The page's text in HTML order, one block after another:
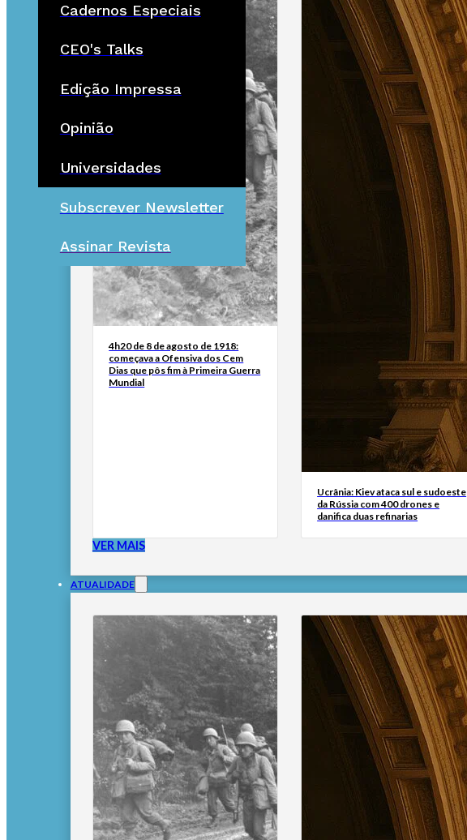
Cadernos Especiais
CEO's Talks
Edição Impressa
Opinião
Universidades
Subscrever Newsletter
Assinar Revista
4h20 de 8 de agosto de 1918:
começava a Ofensiva dos Cem
Dias que pôs fim à Primeira Guerra
Mundial
Ucrânia: Kiev ataca sul e sudoeste
da Rússia com 400 drones e
danifica duas refinarias
VER MAIS
ATUALIDADE